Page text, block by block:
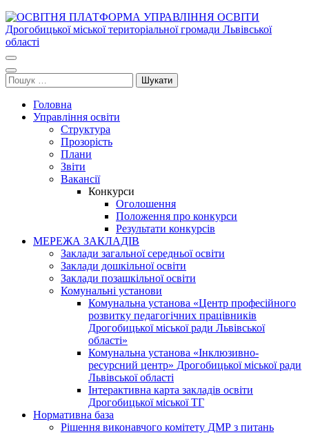
Дрогобицької міської територіальної громади Львівської області
Пошук:
Головна
Управління освіти
Структура
Прозорість
Плани
Звіти
Вакансії
Конкурси
Оголошення
Положення про конкурси
Результати конкурсів
МЕРЕЖА ЗАКЛАДІВ
Заклади загальної середньої освіти
Заклади дошкільної освіти
Заклади позашкільної освіти
Комунальні установи
Комунальна установа «Центр професійного
розвитку педагогічних працівників
Дрогобицької міської ради Львівської
області»
Комунальна установа «Інклюзивно-
ресурсний центр» Дрогобицької міської ради
Львівської області
Інтерактивна карта закладів освіти
Дрогобицької міської ТГ
Нормативна база
Рішення виконавчого комітету ДМР з питань